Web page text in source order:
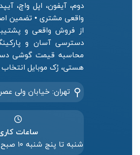
دوم، آیفون، اپل واچ،
واقعی مشتری • تضمین
از فروش واقعی و
دسترسی آسان و
محاسبه قیمت گوشی دست
هستی، رُک موبایل انتخاب درسته٬همیشه رک،
تهران: خیابان ولی
ساعات
شنبه تا پنج شنبه ۱۰ صبح الی 20:۳۰ شب